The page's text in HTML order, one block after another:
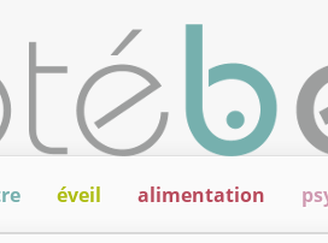
éveil alimentation